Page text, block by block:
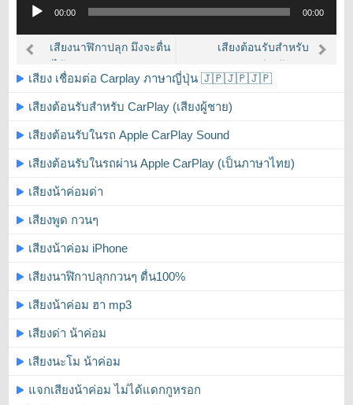
Player
00:00 00:00
เสียงนาฬิกาปลุก มึงจะตื่น
เสียงต้อนรับสำหรับ
เสียง เชื่อมต่อ Carplay ภาษาญี่ปุ่น 🇯🇵🇯🇵🇯🇵
เสียงต้อนรับสำหรับ CarPlay (เสียงผู้ชาย)
เสียงต้อนรับในรถ Apple CarPlay Sound
เสียงต้อนรับในรถผ่าน Apple CarPlay (เป็นภาษาไทย)
เสียงน้าค่อมด่า
เสียงพูด กวนๆ
เสียงน้าค่อม iPhone
เสียงนาฬิกาปลุกกวนๆ ตื่น100%
เสียงน้าค่อม ฮา mp3
เสียงด่า น้าค่อม
เสียงนะโม น้าค่อม
แจกเสียงน้าค่อม ไม่ได้แดกกูหรอก